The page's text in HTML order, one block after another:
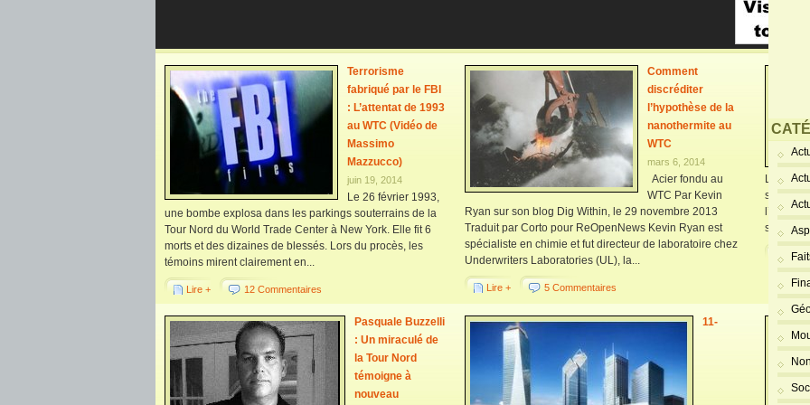
Terrorisme
fabriqué par le FBI
: L’attentat de 1993
au WTC (Vidéo de
Massimo
Mazzucco)
juin 19, 2014
Le 26 février 1993,
une bombe explosa dans les parkings souterrains de la
Tour Nord du World Trade Center à New York. Elle fit 6
morts et des dizaines de blessés. Lors du procès, les
témoins mirent clairement en...
Lire + 12 Commentaires
Comment
discréditer
l’hypothèse de la
nanothermite au
WTC
mars 6, 2014
Acier fondu au
WTC Par Kevin
Ryan sur son blog Dig Within, le 29 novembre 2013
Traduit par Corto pour ReOpenNews Kevin Ryan est
spécialiste en chimie et fut directeur de laboratoire chez
Underwriters Laboratories (UL), la...
Lire + 5 Commentaires
sur le
sont
Lire +
Pasquale Buzzelli
: Un miraculé de
la Tour Nord
témoigne à
nouveau
11-